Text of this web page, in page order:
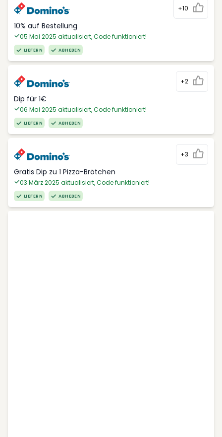
+10
10% auf Bestellung
05 Mai 2025 aktualisiert, Code funktioniert!
LIEFERN ABHEBEN
+2
Dip für 1€
06 Mai 2025 aktualisiert, Code funktioniert!
LIEFERN ABHEBEN
+3
Gratis Dip zu 1 Pizza-Brötchen
03 März 2025 aktualisiert, Code funktioniert!
LIEFERN ABHEBEN